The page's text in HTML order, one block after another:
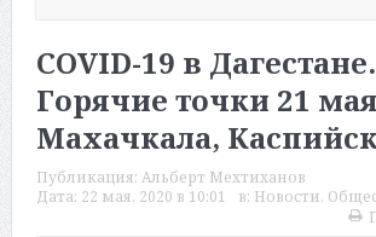
COVID-19 в Дагестане.
Горячие точки 21
Махачкала,
Публикация: Альберт Мехтиханов
Дата: 22 мая, 2020 в 10:01 в: Новости,